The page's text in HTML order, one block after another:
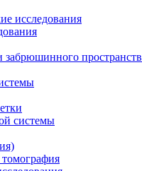
исследования
системы